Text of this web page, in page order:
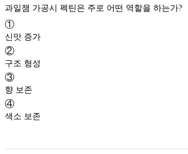
과일잼 가공시 펙틴은 주로 어떤 역할을 하는가?
①
신맛 증가
②
구조 형성
③
향 보존
④
색소 보존